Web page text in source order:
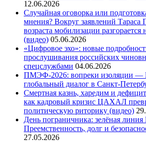
12.06.2026
Случайная оговорка или
мнения? Вокруг заявлений Тараса
возраста мобилизации
(видео) 05.06.2026
«Цифровое эхо»: новые
прослушивания российских
спецслужбами 04.06.2026
ПМЭФ-2026: вопреки изоляции —
глобальный диалог в Санкт-
Смертная казнь, харедим и
как кадровый кризис ЦАХАЛ
политическую риторику (видео)
День пограничника: зелёная линия
Преемственность, долг и
27.05.2026